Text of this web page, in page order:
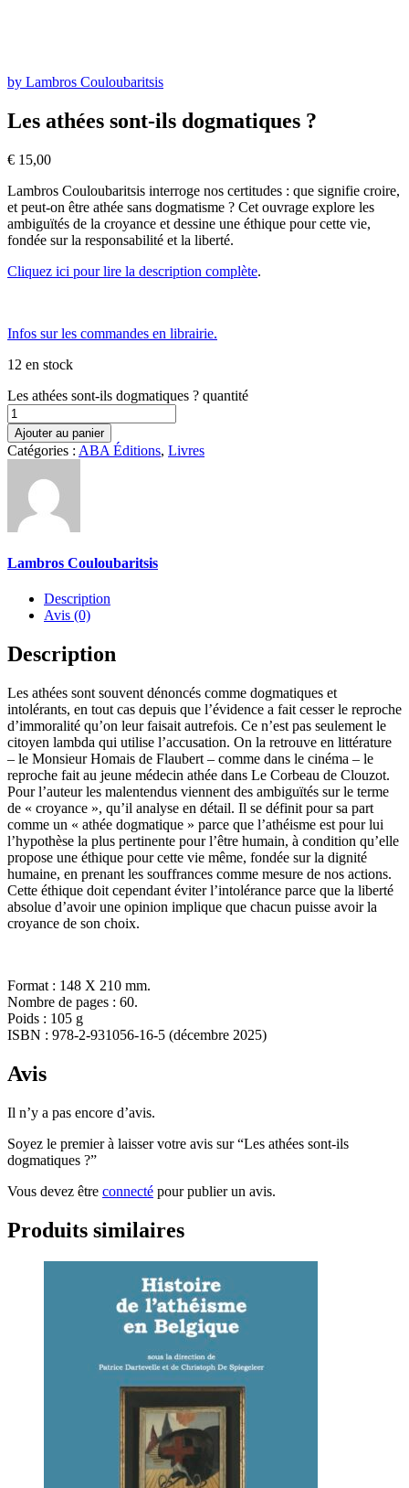
by Lambros Couloubaritsis
Les athées sont-ils dogmatiques ?
€ 15,00
Lambros Couloubaritsis interroge nos certitudes : que signifie croire,
et peut-on être athée sans dogmatisme ? Cet ouvrage explore les
ambiguïtés de la croyance et dessine une éthique pour cette vie,
fondée sur la responsabilité et la liberté.
Cliquez ici pour lire la description complète.
Infos sur les commandes en librairie.
12 en stock
Les athées sont-ils dogmatiques ? quantité
Ajouter au panier
Catégories : ABA Éditions, Livres
Lambros Couloubaritsis
Description
Avis (0)
Description
Les athées sont souvent dénoncés comme dogmatiques et
intolérants, en tout cas depuis que l’évidence a fait cesser le reproche
d’immoralité qu’on leur faisait autrefois. Ce n’est pas seulement le
citoyen lambda qui utilise l’accusation. On la retrouve en littérature
– le Monsieur Homais de Flaubert – comme dans le cinéma – le
reproche fait au jeune médecin athée dans Le Corbeau de Clouzot.
Pour l’auteur les malentendus viennent des ambiguïtés sur le terme
de « croyance », qu’il analyse en détail. Il se définit pour sa part
comme un « athée dogmatique » parce que l’athéisme est pour lui
l’hypothèse la plus pertinente pour l’être humain, à condition qu’elle
propose une éthique pour cette vie même, fondée sur la dignité
humaine, en prenant les souffrances comme mesure de nos actions.
Cette éthique doit cependant éviter l’intolérance parce que la liberté
absolue d’avoir une opinion implique que chacun puisse avoir la
croyance de son choix.
Format : 148 X 210 mm.
Nombre de pages : 60.
Poids : 105 g
ISBN : 978-2-931056-16-5 (décembre 2025)
Avis
Il n’y a pas encore d’avis.
Soyez le premier à laisser votre avis sur “Les athées sont-ils
dogmatiques ?”
Vous devez être connecté pour publier un avis.
Produits similaires